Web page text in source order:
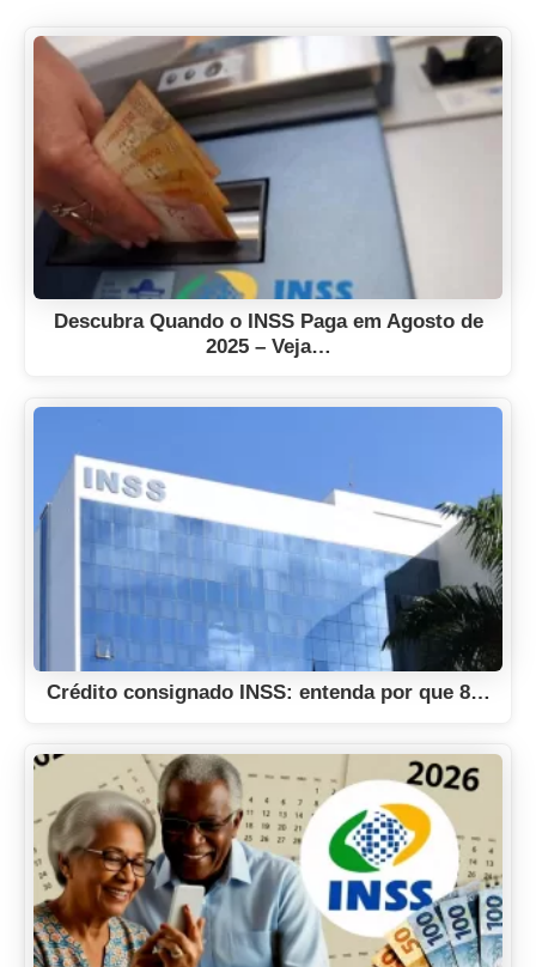
Descubra Quando o INSS Paga em Agosto de
2025 – Veja…
Crédito consignado INSS: entenda por que 8…